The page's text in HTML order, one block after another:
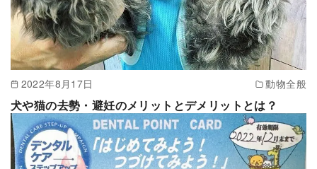
2022年8月17日 動物全般
犬や猫の去勢・避妊のメリットとデメリットとは？